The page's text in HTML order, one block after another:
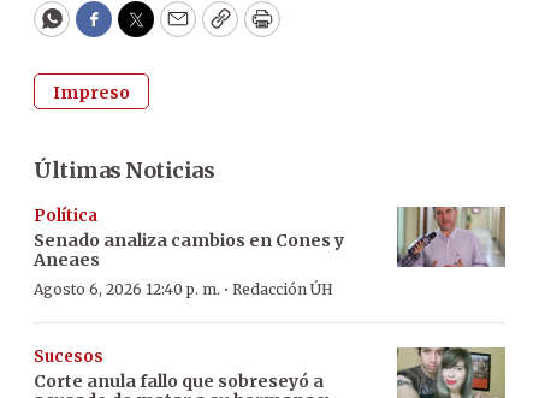
WhatsApp
Facebook
Twitter
EmailCopyPrint
Impreso
Últimas Noticias
Política
Senado analiza cambios en Cones y
Aneaes
Agosto 6, 2026 12:40 p. m. · Redacción ÚH
Sucesos
Corte anula fallo que sobreseyó a